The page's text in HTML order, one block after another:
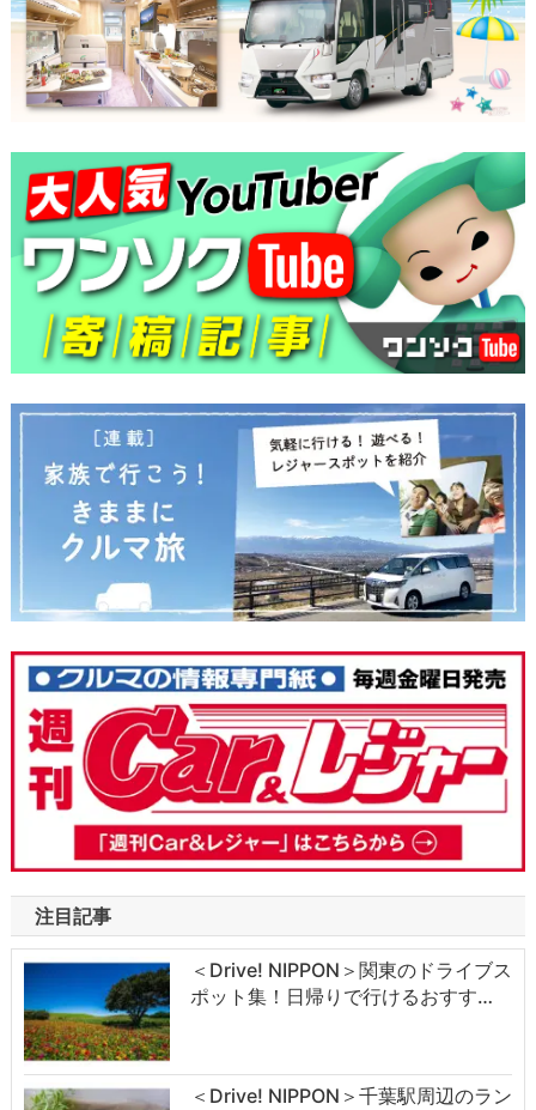
注目記事
＜Drive! NIPPON＞関東のドライブス
ポット集！日帰りで行けるおすす…
＜Drive! NIPPON＞千葉駅周辺のラン